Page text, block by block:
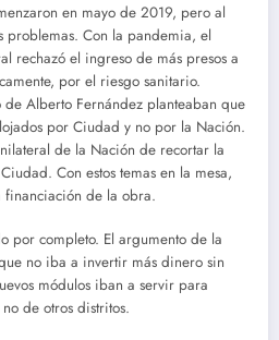
en mayo de 2019, pero al
problemas. Con la pandemia, el
rechazó el ingreso de más presos a
por el riesgo sanitario.
Alberto Fernández planteaban que
por Ciudad y no por la Nación.
de la Nación de recortar la
Con estos temas en la mesa,
de la obra.
por completo. El argumento de la
no iba a invertir más dinero sin
módulos iban a servir para
de otros distritos.